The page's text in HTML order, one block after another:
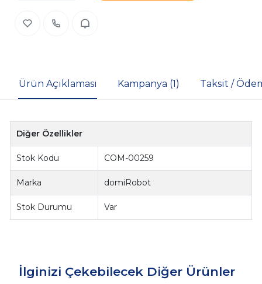
Ürün Açıklaması Kampanya (1) Taksit /
Diğer Özellikler
Stok Kodu COM-00259
Marka domiRobot
Stok Durumu Var
İlginizi Çekebilecek Diğer Ürünler